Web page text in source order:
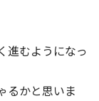
進むようになっ
るかと思いま